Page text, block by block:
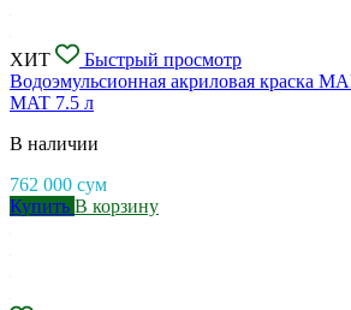
ХИТ
Быстрый просмотр
Водоэмульсионная акриловая краска
MAT 7.5 л
В наличии
762 000 сум
Купить В корзину